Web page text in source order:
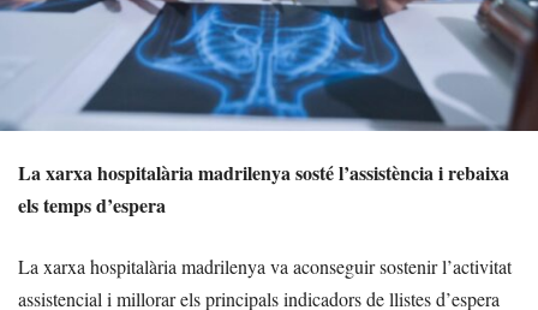
La xarxa hospitalària madrilenya sosté l’assistència i rebaixa
els temps d’espera
La xarxa hospitalària madrilenya va aconseguir sostenir l’activitat
assistencial i millorar els principals indicadors de llistes d’espera